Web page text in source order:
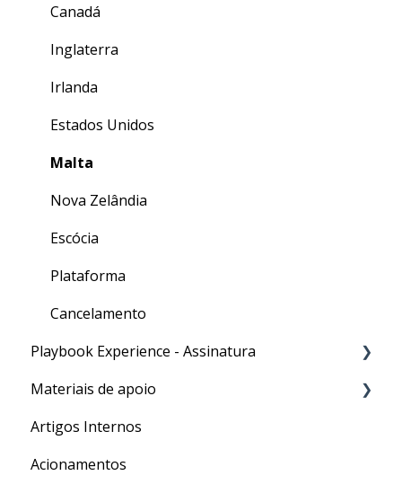
Canadá
Inglaterra
Irlanda
Estados Unidos
Malta
Nova Zelândia
Escócia
Plataforma
Cancelamento
Playbook Experience - Assinatura
Processos
Materiais de apoio
Para o seu Intercâmbio
Artigos Internos
Acionamentos